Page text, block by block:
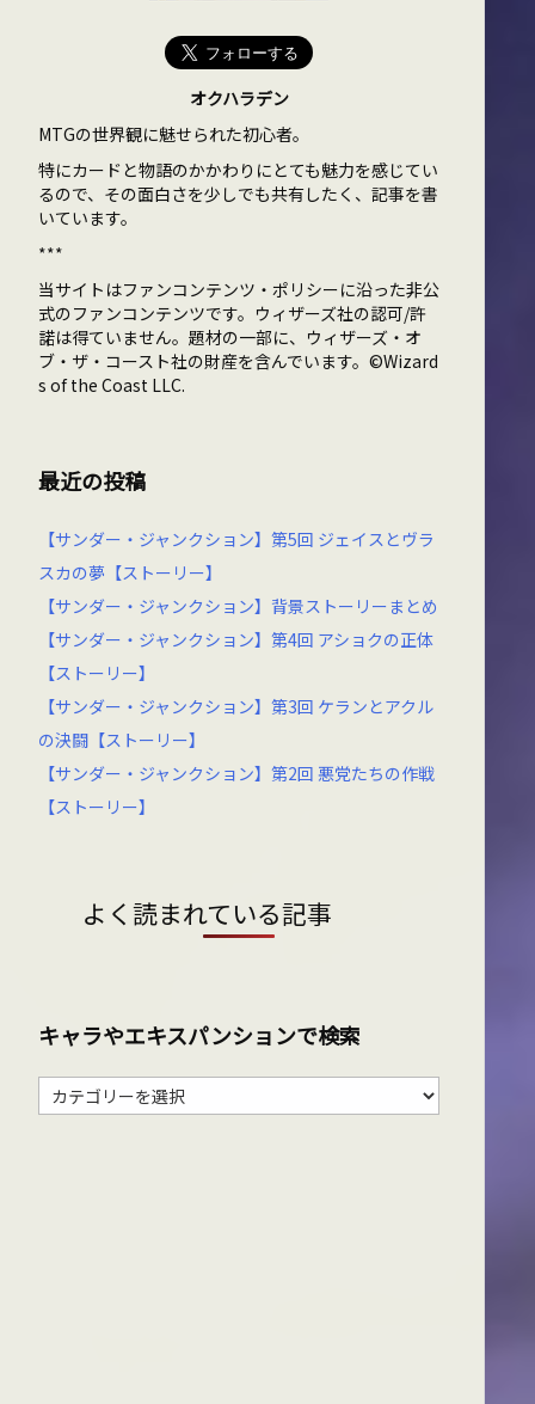
オクハラデン
MTGの世界観に魅せられた初心者。
特にカードと物語のかかわりにとても魅力を感じてい
るので、その面白さを少しでも共有したく、記事を書
いています。
***
当サイトはファンコンテンツ・ポリシーに沿った非公
式のファンコンテンツです。ウィザーズ社の認可/許
諾は得ていません。題材の一部に、ウィザーズ・オ
ブ・ザ・コースト社の財産を含んでいます。©Wizard
s of the Coast LLC.
最近の投稿
【サンダー・ジャンクション】第5回 ジェイスとヴラ
スカの夢【ストーリー】
【サンダー・ジャンクション】背景ストーリーまとめ
【サンダー・ジャンクション】第4回 アショクの正体
【ストーリー】
【サンダー・ジャンクション】第3回 ケランとアクル
の決闘【ストーリー】
【サンダー・ジャンクション】第2回 悪党たちの作戦
【ストーリー】
よく読まれている記事
キャラやエキスパンションで検索
キ
ャ